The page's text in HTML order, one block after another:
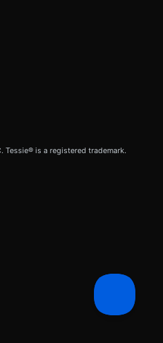
Tessie® is a registered trademark.